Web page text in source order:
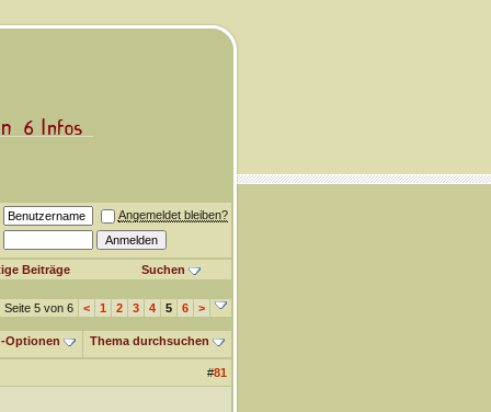
Angemeldet bleiben?
Beiträge Suchen
Seite 5 von 6 < 1 2 3 4 5 6 >
Optionen Thema durchsuchen
#81